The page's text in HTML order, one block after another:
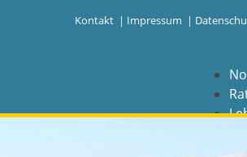
Kontakt | Impressum |